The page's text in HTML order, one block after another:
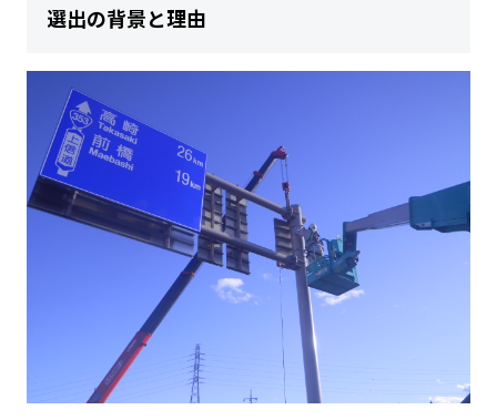
選出の背景と理由